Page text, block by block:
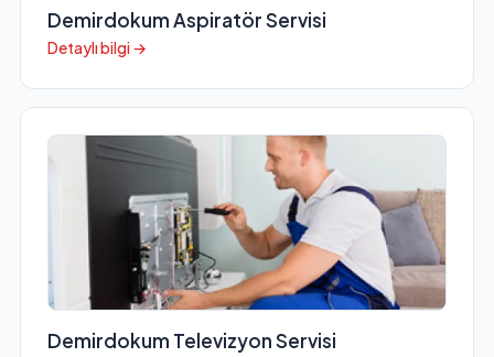
Demirdokum Aspiratör Servisi
Detaylı bilgi →
Demirdokum Televizyon Servisi